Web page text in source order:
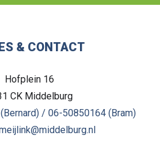
& CONTACT
Hofplein 16
CK Middelburg
/ 06-50850164 (Bram)